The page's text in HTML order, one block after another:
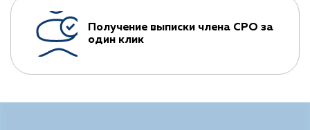
Получение выписки члена СРО за
один клик